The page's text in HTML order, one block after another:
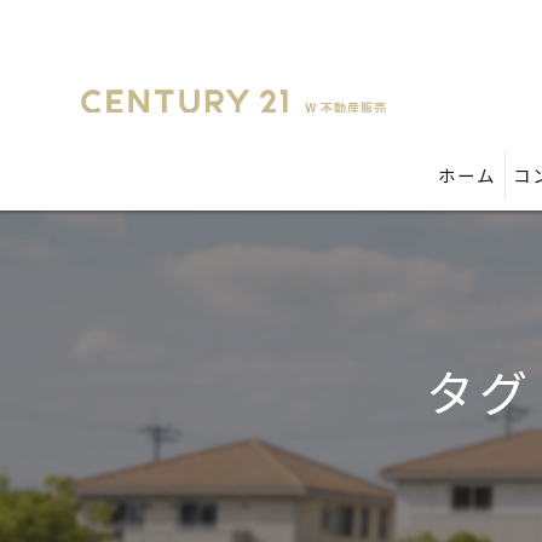
ホーム コ
タ